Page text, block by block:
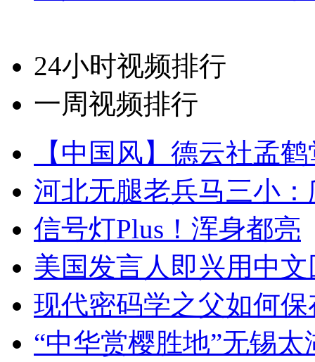
24小时视频排行
一周视频排行
【中国风】德云社孟
河北无腿老兵马三小
信号灯Plus！浑身都亮
美国发言人即兴用中
现代密码学之父如何
“中华赏樱胜地”无锡